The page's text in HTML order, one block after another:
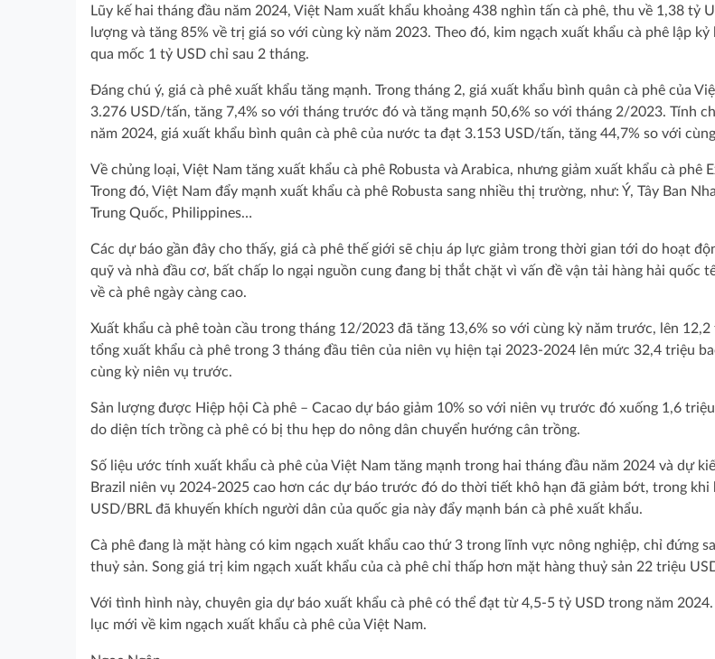
Lũy kế hai tháng đầu năm 2024, Việt Nam xuất khẩu khoảng 438 nghìn tấn cà phê, thu về 1,38 tỷ
lượng và tăng 85% về trị giá so với cùng kỳ năm 2023. Theo đó, kim ngạch xuất khẩu cà phê lập
qua mốc 1 tỷ USD chỉ sau 2 tháng.
Đáng chú ý, giá cà phê xuất khẩu tăng mạnh. Trong tháng 2, giá xuất khẩu bình quân cà phê của
3.276 USD/tấn, tăng 7,4% so với tháng trước đó và tăng mạnh 50,6% so với tháng 2/2023. Tính
năm 2024, giá xuất khẩu bình quân cà phê của nước ta đạt 3.153 USD/tấn, tăng 44,7% so với
Về chủng loại, Việt Nam tăng xuất khẩu cà phê Robusta và Arabica, nhưng giảm xuất khẩu cà phê
Trong đó, Việt Nam đẩy mạnh xuất khẩu cà phê Robusta sang nhiều thị trường, như: Ý, Tây Ban
Trung Quốc, Philippines…
Các dự báo gần đây cho thấy, giá cà phê thế giới sẽ chịu áp lực giảm trong thời gian tới do hoạt
quỹ và nhà đầu cơ, bất chấp lo ngại nguồn cung đang bị thắt chặt vì vấn đề vận tải hàng hải quốc
về cà phê ngày càng cao.
Xuất khẩu cà phê toàn cầu trong tháng 12/2023 đã tăng 13,6% so với cùng kỳ năm trước, lên
tổng xuất khẩu cà phê trong 3 tháng đầu tiên của niên vụ hiện tại 2023-2024 lên mức 32,4 triệu
cùng kỳ niên vụ trước.
Sản lượng được Hiệp hội Cà phê – Cacao dự báo giảm 10% so với niên vụ trước đó xuống 1,6
do diện tích trồng cà phê có bị thu hẹp do nông dân chuyển hướng cân trồng.
Số liệu ước tính xuất khẩu cà phê của Việt Nam tăng mạnh trong hai tháng đầu năm 2024 và dự
Brazil niên vụ 2024-2025 cao hơn các dự báo trước đó do thời tiết khô hạn đã giảm bớt, trong khi
USD/BRL đã khuyến khích người dân của quốc gia này đẩy mạnh bán cà phê xuất khẩu.
Cà phê đang là mặt hàng có kim ngạch xuất khẩu cao thứ 3 trong lĩnh vực nông nghiệp, chỉ đứng
thuỷ sản. Song giá trị kim ngạch xuất khẩu của cà phê chỉ thấp hơn mặt hàng thuỷ sản 22 triệu
Với tình hình này, chuyên gia dự báo xuất khẩu cà phê có thể đạt từ 4,5-5 tỷ USD trong năm
lục mới về kim ngạch xuất khẩu cà phê của Việt Nam.